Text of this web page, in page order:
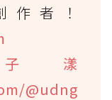
者！
漾
@udng